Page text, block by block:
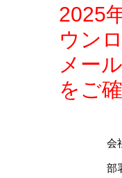
2025
ウン
メー
をご
会
部